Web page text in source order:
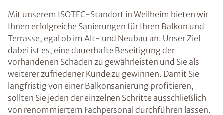
Mit unserem ISOTEC-Standort in Weilheim bieten wir
Ihnen erfolgreiche Sanierungen für Ihren Balkon und
Terrasse, egal ob im Alt- und Neubau an. Unser Ziel
dabei ist es, eine dauerhafte Beseitigung der
vorhandenen Schäden zu gewährleisten und Sie als
weiterer zufriedener Kunde zu gewinnen. Damit Sie
langfristig von einer Balkonsanierung profitieren,
sollten Sie jeden der einzelnen Schritte ausschließlich
von renommiertem Fachpersonal durchführen lassen.